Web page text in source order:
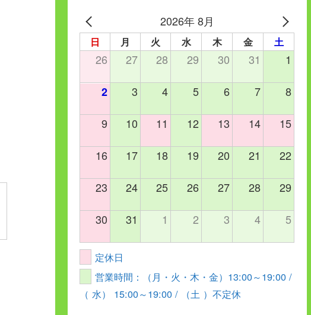
2026年 8月
日 月 火 水 木 金 土
26 27 28 29 30 31 1
2 3 4 5 6 7 8
9 10 11 12 13 14 15
16 17 18 19 20 21 22
23 24 25 26 27 28 29
30 31 1 2 3 4 5
定休日
営業時間：（月・火・木・金）13:00～19:00 /
（ 水） 15:00～19:00 / （土 ）不定休